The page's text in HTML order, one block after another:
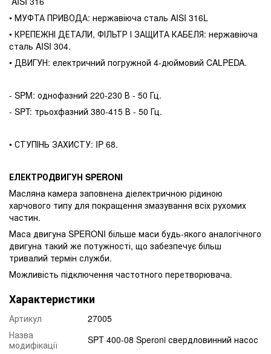
• МУФТА ПРИВОДА: нержавіюча сталь AISI 316L
• КРЕПЕЖНІ ДЕТАЛИ, ФІЛЬТР І ЗАЩИТА КАБЕЛЯ: нержавіюча
сталь AISI 304.
• ДВИГУН: електричний погружной 4-дюймовий CALPEDA.
- SPM: однофазний 220-230 В - 50 Гц.
- SPT: трьохфазний 380-415 В - 50 Гц.
• СТУПІНЬ ЗАХИСТУ: IP 68.
ЕЛЕКТРОДВИГУН SPERONI
Масляна камера заповнена діелектричною рідиною
харчового типу для покращення змазування всіх рухомих
частин.
Маса двигуна SPERONI більше маси будь-якого аналогічного
двигуна такий же потужності, що забезпечує більш
тривалий термін служби.
Можливість підключення частотного перетворювача.
Характеристики
Артикул
27005
Назва
модифікації
SPT 400-08 Speroni свердловинний насос